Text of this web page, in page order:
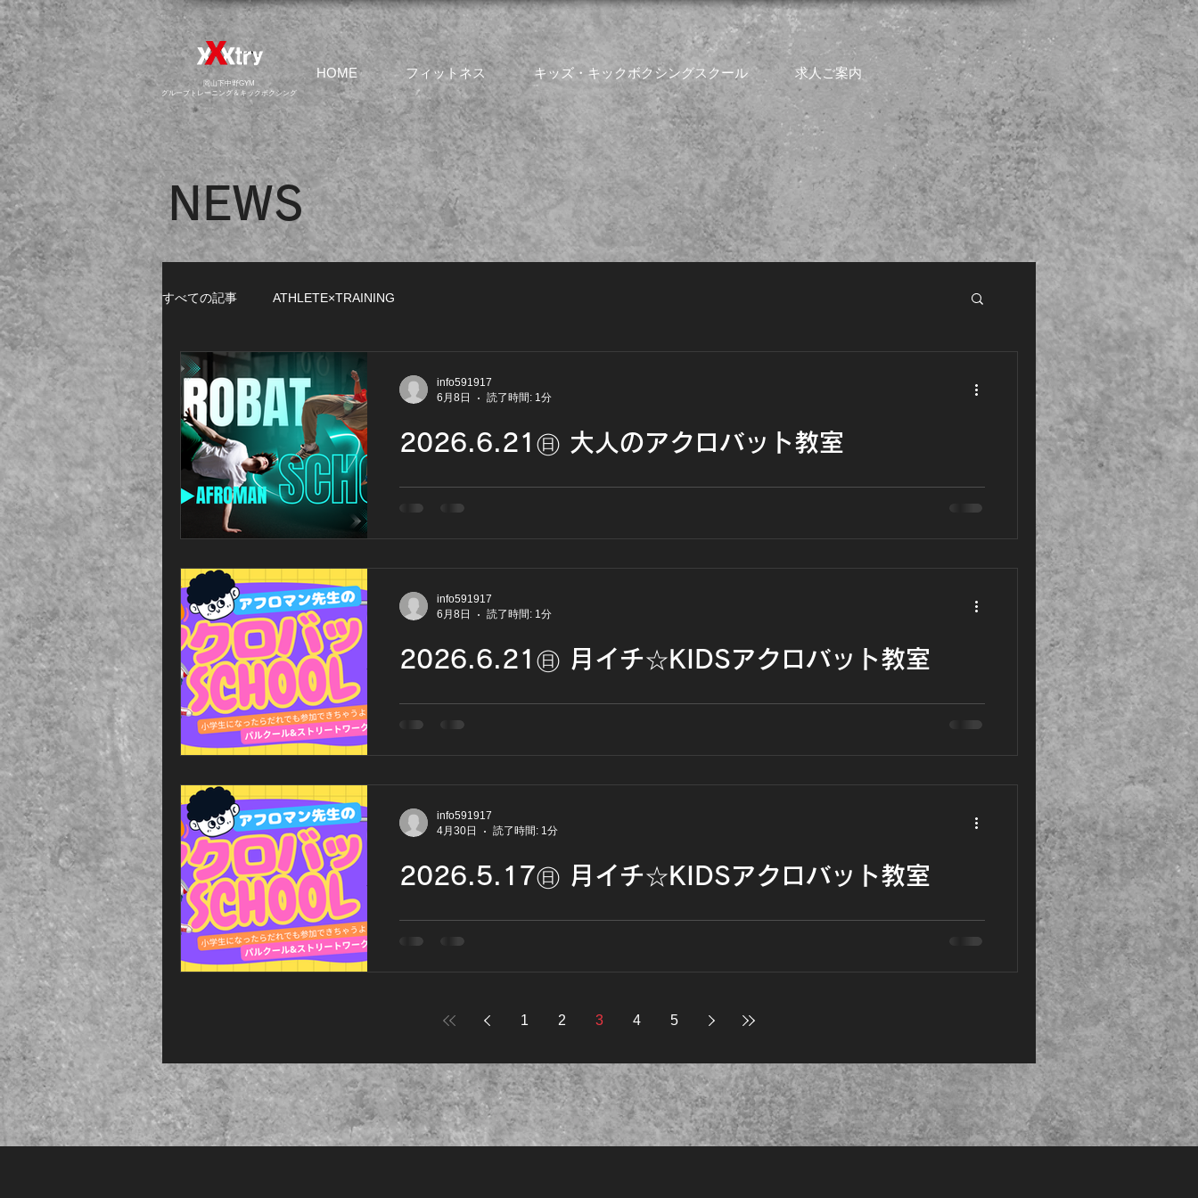
HOME フィットネス キッズ・キックボクシングスクール 求人ご案内
​岡山下中野GYM
グループトレーニング＆キックボクシング
NEWS
すべての記事 ATHLETE×TRAINING
2026.6.21㊐ 大人のアクロバット教室
2026.6月21日㊐ 16：00-18：00 Instructor：AFROMAN 中学生からチャレンジOK！【参加
費：大人▶￥2,200 学生▶￥1,650】 毎月第３日曜日開催！大人のアクロバット教室が大
びは最高！到底人間とは思えないような動きをすることが可能になることから、Instagram
でも話題沸騰中！ 一緒に楽しみましょう！！ 一般の方もご参加いただけます。
info591917
6月8日
読了時間: 1分
2026.6.21㊐ 月イチ☆KIDSアクロバット教室
アクロバットスクールの様子！ 『アクロバット教室』が、めちゃくちゃ楽しくて大人気★
月１回（第３日曜日）の16：00～18：00はエクストライに大集合～♪ ●月の教室➡6月21日
ン】。 器械体操のように難しい教室でもなく、鉄棒やマットを使ってクルクル自在に動け
るように楽しく仲良くチャレンジする、キッズにとっては、ただただ楽しくて夢中になれる
時間！！ 小学１年生から、ご参加いただけます♪ 下のお申込みフォームよりご予約いただけ
ります。
info591917
6月8日
読了時間: 1分
2026.5.17㊐ 月イチ☆KIDSアクロバット教室
アクロバットスクールの様子！ 『アクロバット教室』が、めちゃくちゃ楽しくて大人気★
月１回（第３日曜日）の16：00～18：00はエクストライに大集合～♪ ●月の教室➡5月17日
るように楽しく仲良くチャレンジする、キッズにとっては、ただただ楽しくて夢中になれる
ます！ ※参加費は当日、ご持参ください。 ※ご一般の方は下リンクよりご登録は必要とな
ります。
info591917
4月30日
読了時間: 1分
1 2 3 4 5